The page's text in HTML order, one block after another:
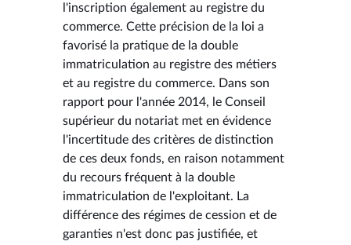
l'inscription également au registre du
commerce. Cette précision de la loi a
favorisé la pratique de la double
immatriculation au registre des métiers
et au registre du commerce. Dans son
rapport pour l'année 2014, le Conseil
supérieur du notariat met en évidence
l'incertitude des critères de distinction
de ces deux fonds, en raison notamment
du recours fréquent à la double
immatriculation de l'exploitant. La
différence des régimes de cession et de
garanties n'est donc pas justifiée, et